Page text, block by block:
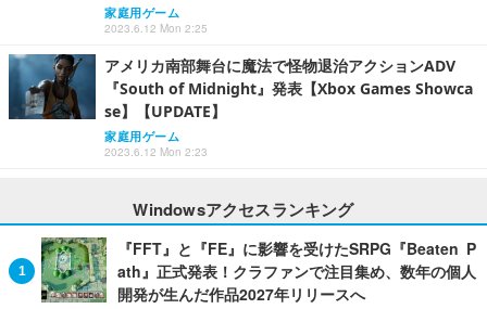
家庭用ゲーム
2023.6.12 Mon 2:25
アメリカ南部舞台に魔法で怪物退治アクションADV
『South of Midnight』発表【Xbox Games Showca
se】【UPDATE】
家庭用ゲーム
2023.6.12 Mon 2:23
Windowsアクセスランキング
『FFT』と『FE』に影響を受けたSRPG『Beaten P
ath』正式発表！クラファンで注目集め、数年の個人
開発が生んだ作品2027年リリースへ